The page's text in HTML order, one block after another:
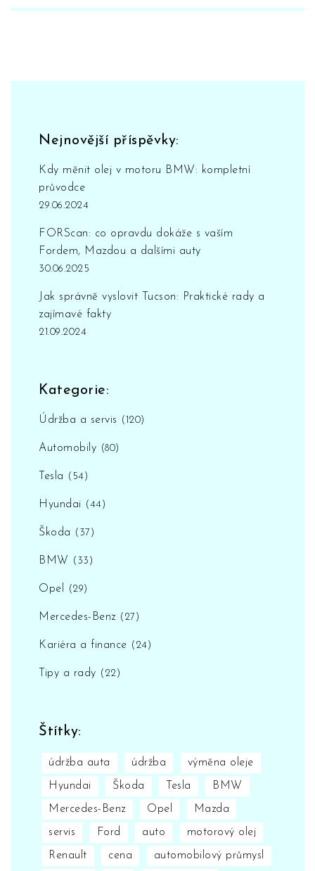
Nejnovější příspěvky:
Kdy měnit olej v motoru BMW: kompletní
průvodce
29.06.2024
FORScan: co opravdu dokáže s vaším
Fordem, Mazdou a dalšími auty
30.06.2025
Jak správně vyslovit Tucson: Praktické rady a
zajímavé fakty
21.09.2024
Kategorie:
Údržba a servis (120)
Automobily (80)
Tesla (54)
Hyundai (44)
Škoda (37)
BMW (33)
Opel (29)
Mercedes-Benz (27)
Kariéra a finance (24)
Tipy a rady (22)
Štítky:
údržba auta údržba výměna oleje
Hyundai Škoda Tesla BMW
Mercedes-Benz Opel Mazda
servis Ford auto motorový olej
Renault cena automobilový průmysl